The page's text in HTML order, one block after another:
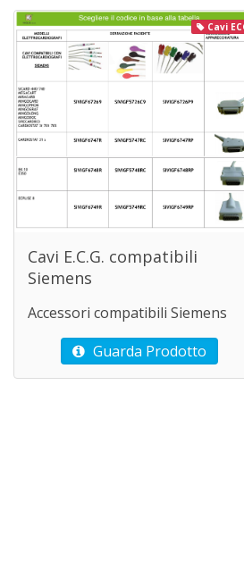
Cavi
Cavi E.C.G. compatibili
Siemens
Accessori compatibili Siemens
Guarda Prodotto